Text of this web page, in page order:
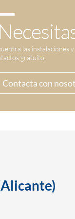
las instalaciones
gratuito.
Contacta con